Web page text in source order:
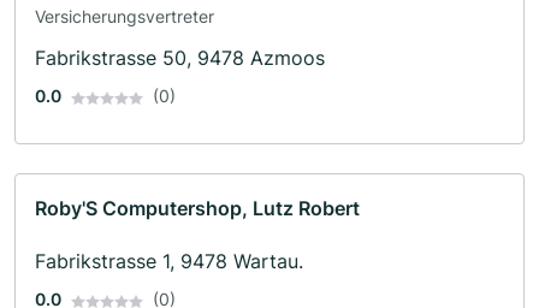
Versicherungsvertreter
Fabrikstrasse 50, 9478 Azmoos
0.0 (0)
Roby'S Computershop, Lutz Robert
Fabrikstrasse 1, 9478 Wartau.
0.0 (0)